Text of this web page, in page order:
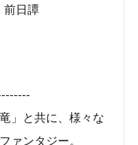
前日譚
」と共に、様々な
ァンタジー。